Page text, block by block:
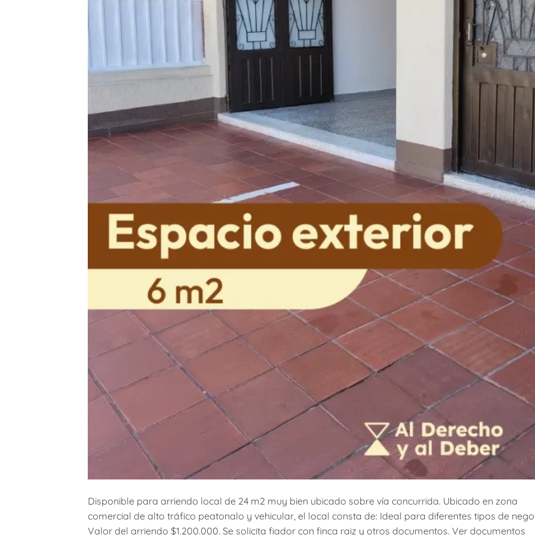
Disponible para arriendo local de 24 m2 muy bien ubicado sobre vía concurrida. Ubicado en zona
comercial de alto tráfico peatonalo y vehicular, el local consta de: Ideal para diferentes tipos de
Valor del arriendo $1.200.000. Se solicita fiador con finca raiz y otros documentos. Ver documentos